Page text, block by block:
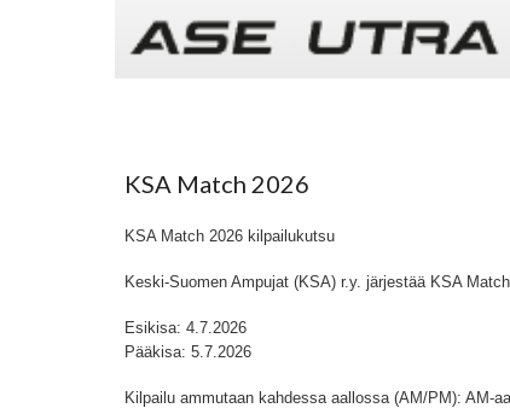
KSA Match 2026
KSA Match 2026 kilpailukutsu
Keski-Suomen Ampujat (KSA) r.y. järjestää KSA
Esikisa: 4.7.2026
Pääkisa: 5.7.2026
Kilpailu ammutaan kahdessa aallossa (AM/PM): AM-